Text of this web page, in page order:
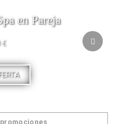
en Pareja
€